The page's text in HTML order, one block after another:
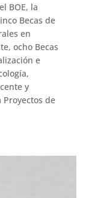
BOE, la
Becas de
en
ocho Becas
e
y
de